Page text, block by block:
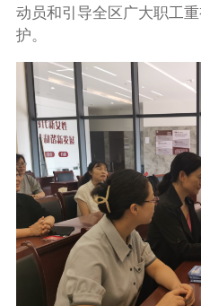
动员和引导全区广大职工
护。